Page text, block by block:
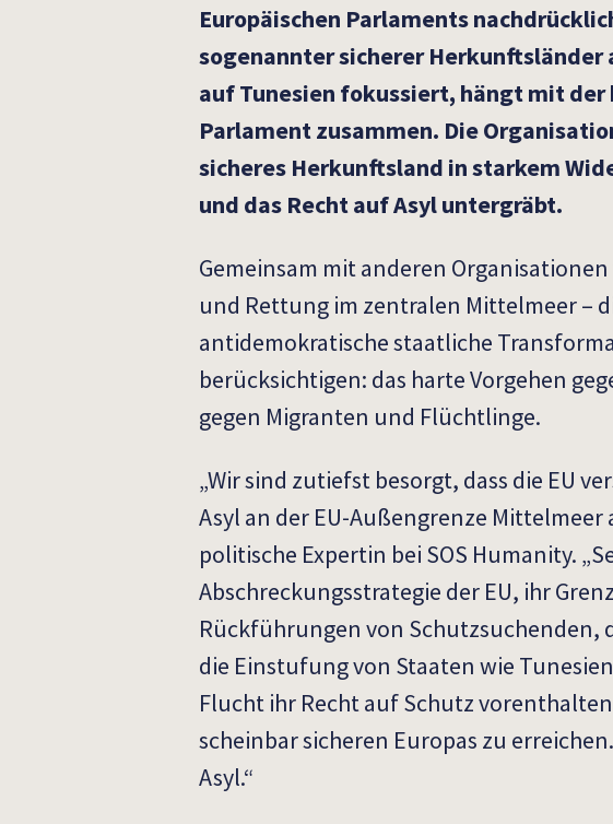
Europäischen Parlaments
sogenannter sicherer Herkunftsländer
auf Tunesien fokussiert, hängt mit
Parlament zusammen. Die
sicheres Herkunftsland in starkem
und das Recht auf Asyl untergräbt.
Gemeinsam mit anderen
und Rettung im zentralen Mittelmeer –
antidemokratische staatliche
berücksichtigen: das harte Vorgehen
gegen Migranten und Flüchtlinge.
„Wir sind zutiefst besorgt, dass die EU
Asyl an der EU-Außengrenze
politische Expertin bei SOS Humanity.
Abschreckungsstrategie der EU, ihr
Rückführungen von Schutzsuchenden,
die Einstufung von Staaten wie
Flucht ihr Recht auf Schutz
scheinbar sicheren Europas zu
Asyl.“